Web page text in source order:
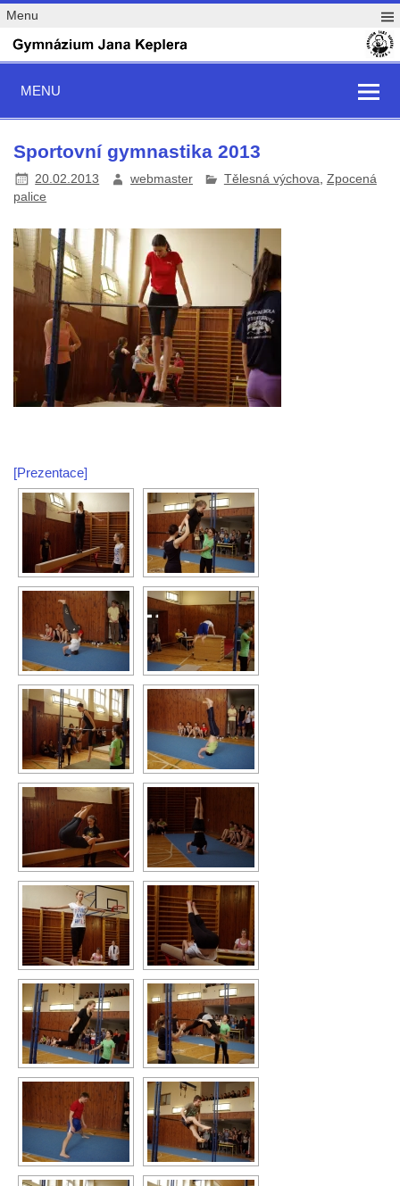
Menu
MENU
Sportovní gymnastika 2013
20.02.2013 webmaster Tělesná výchova Zpocená
palice
[Prezentace]